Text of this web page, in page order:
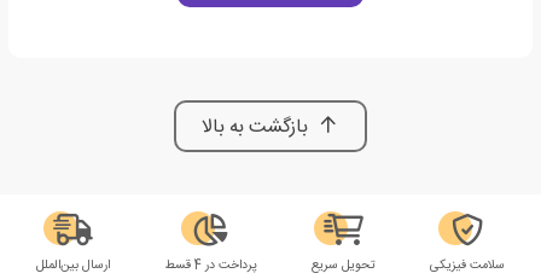
بازگشت به بالا
سلامت فیزیکی تحویل سریع پرداخت در 4 قسط ارسال بین‌الملل